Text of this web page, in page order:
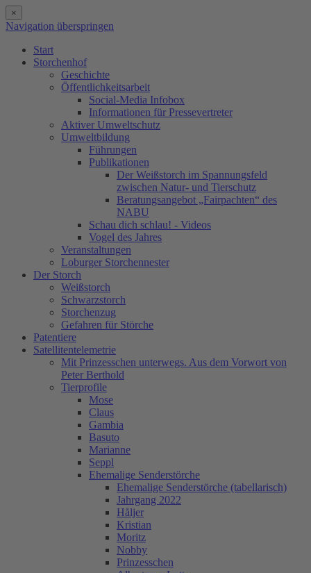
×
Navigation überspringen
Start
Storchenhof
Geschichte
Öffentlichkeitsarbeit
Social-Media Infobox
Informationen für Pressevertreter
Aktiver Umweltschutz
Umweltbildung
Führungen
Publikationen
Der Weißstorch im Spannungsfeld
zwischen Natur- und Tierschutz
Beratungsangebot „Fairpachten“ des
NABU
Schau dich schlau! - Videos
Vogel des Jahres
Veranstaltungen
Loburger Storchennester
Der Storch
Weißstorch
Schwarzstorch
Storchenzug
Gefahren für Störche
Patentiere
Satellitentelemetrie
Mit Prinzesschen unterwegs. Aus dem Vorwort von
Peter Berthold
Tierprofile
Mose
Claus
Gambia
Basuto
Marianne
Seppl
Ehemalige Senderstörche
Ehemalige Senderstörche (tabellarisch)
Jahrgang 2022
Håljer
Kristian
Moritz
Nobby
Prinzesschen